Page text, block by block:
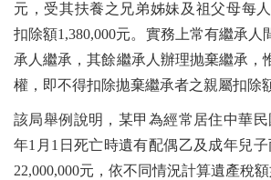
元，受其扶養之兄弟姊妹及祖父母每
扣除額1,380,000元。實務上常有繼承人
承人繼承，其餘繼承人辦理抛棄繼承，
權，即不得扣除拋棄繼承者之親屬扣除
該局舉例說明，某甲為經常居住中華
年1月1日死亡時遺有配偶乙及成年兒
22,000,000元，依不同情況計算遺產稅額